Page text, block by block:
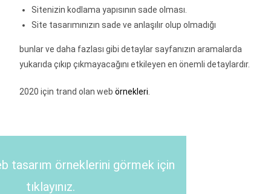
Sitenizin kodlama yapısının sade olması.
Site tasarımınızın sade ve anlaşılır olup olmadığı
bunlar ve daha fazlası gibi detaylar sayfanızın aramalarda
yukarıda çıkıp çıkmayacağını etkileyen en önemli detaylardır.
2020 için trand olan webörnekleri
tasarım örneklerini görmek için
tıklayınız.